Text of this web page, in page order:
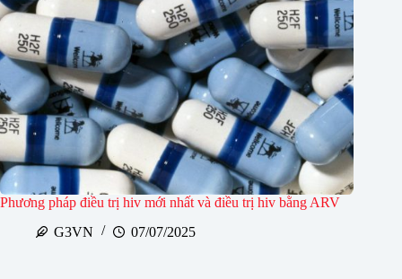
Phương pháp điều trị hiv mới nhất và điều trị hiv bằng ARV
G3VN
07/07/2025